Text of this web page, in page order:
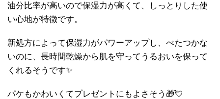
油分比率が高いので保湿力が高くて、しっとりした使
い心地が特徴です。
新処方によって保湿力がパワーアップし、べたつかな
いのに、長時間乾燥から肌を守ってうるおいを保って
くれるそうです✨
パケもかわいくてプレゼントにもよさそう🎁💘